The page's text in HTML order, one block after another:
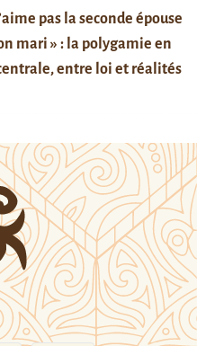
pas la seconde épouse
mari » : la polygamie en
entre loi et réalités